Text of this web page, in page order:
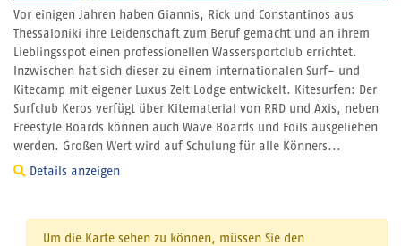
Vor einigen Jahren haben Giannis, Rick und Constantinos aus
Thessaloniki ihre Leidenschaft zum Beruf gemacht und an ihrem
Lieblingsspot einen professionellen Wassersportclub errichtet.
Inzwischen hat sich dieser zu einem internationalen Surf- und
Kitecamp mit eigener Luxus Zelt Lodge entwickelt. Kitesurfen: Der
Surfclub Keros verfügt über Kitematerial von RRD und Axis, neben
Freestyle Boards können auch Wave Boards und Foils ausgeliehen
werden. Großen Wert wird auf Schulung für alle Könners...
Details anzeigen
Um die Karte sehen zu können, müssen Sie den